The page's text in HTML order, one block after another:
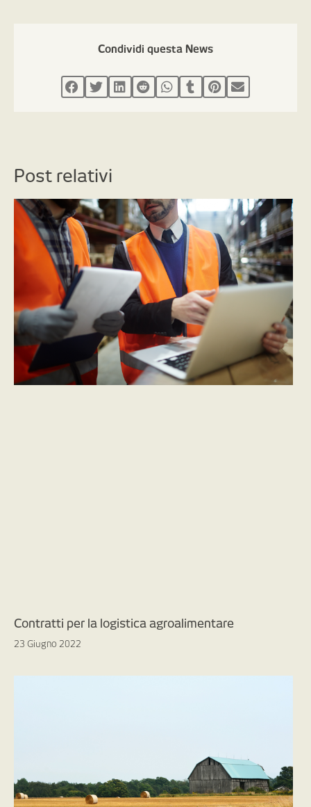
Condividi questa News
Post relativi
Contratti per la logistica agroalimentare
23 Giugno 2022